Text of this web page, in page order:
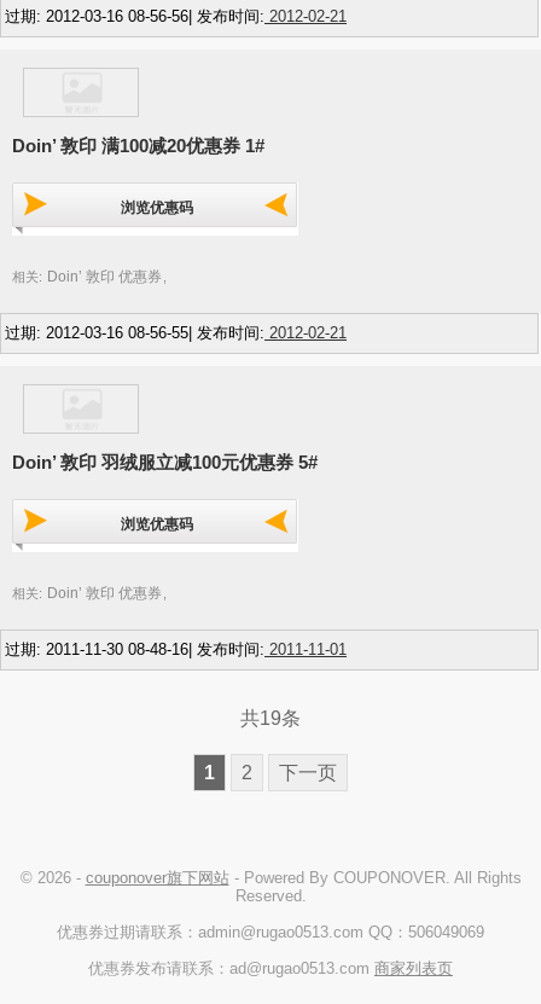
过期: 2012-03-16 08-56-56| 发布时间: 2012-02-21
Doin’ 敦印 满100减20优惠券 1#
浏览优惠码
相关: Doin’ 敦印 优惠券
过期: 2012-03-16 08-56-55| 发布时间: 2012-02-21
Doin’ 敦印 羽绒服立减100元优惠券 5#
浏览优惠码
相关: Doin’ 敦印 优惠券
过期: 2011-11-30 08-48-16| 发布时间: 2011-11-01
共19条
1 2 下一页
© 2026 - couponover旗下网站- Powered By COUPONOVER. All Rights
Reserved.
优惠券过期请联系：admin@rugao0513.com QQ：506049069
优惠券发布请联系：ad@rugao0513.com 商家列表页